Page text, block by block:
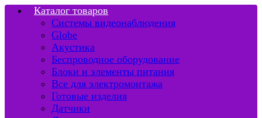
Каталог товаров
Системы видеонаблюдения
Globe
Акустика
Беспроводное оборудование
Блоки и элементы питания
Все для электромонтажа
Готовые изделия
Датчики